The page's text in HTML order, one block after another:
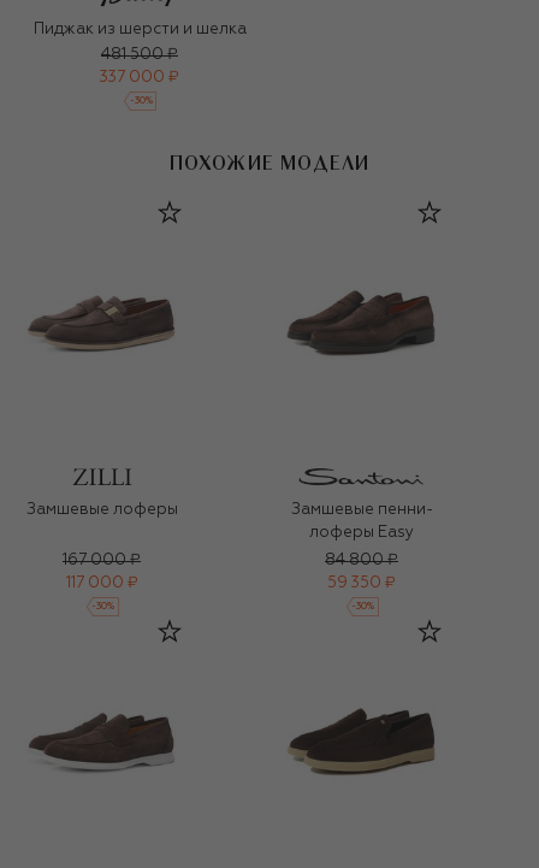
Пиджак из шерсти и шелка
481 500 ₽
337 000 ₽
-30%
ПОХОЖИЕ МОДЕЛИ
Замшевые лоферы
167 000 ₽
117 000 ₽
-30%
Замшевые пенни-
лоферы Easy
84 800 ₽
59 350 ₽
-30%